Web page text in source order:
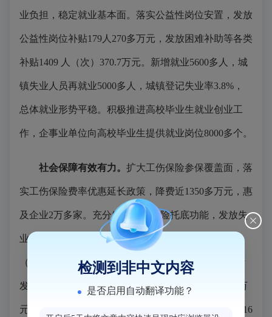
业负担，稳定就业基本面。落实公益性岗位安置，发放
公益性岗位补贴179人270多万元，发放困难补助等各类
补贴1409 人（次）370.7万元。新增就业5600多人，城
镇失业人员再就业5000多人，城镇登记失业率3.8%，
总体就业形势平稳。积极推进高校毕业生就业创业工
作，企事业单位向高校毕业生提供就业岗位8000多个。
社会保障有效有力。 扩大工伤保险参保覆盖面，落
实工伤保险费率优惠延长政策，降费近1350多万元，惠
及企业2万多家。充分发挥失业保险托底功能，发放失
业金1.13万人（次）1804.4万元，失业补助金1.36万人
（次）791.9万元。社会救助体系不断健全完善，累计
发放低保金、特困供养金8363万元，临时救助金591万
元。加快提升养老服务机构建设，全县共有养老机构16
检测到非中文内容
是否启用自动翻译功能？